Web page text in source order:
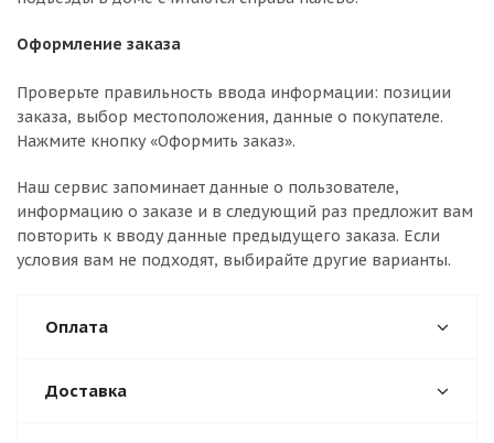
Оформление заказа
Проверьте правильность ввода информации: позиции
заказа, выбор местоположения, данные о покупателе.
Нажмите кнопку «Оформить заказ».
Наш сервис запоминает данные о пользователе,
информацию о заказе и в следующий раз предложит вам
повторить к вводу данные предыдущего заказа. Если
условия вам не подходят, выбирайте другие варианты.
Оплата
Доставка